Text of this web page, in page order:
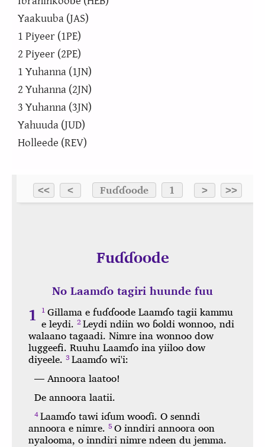
Yaakuuba (JAS)
1 Piyeer (1PE)
2 Piyeer (2PE)
1 Yuhanna (1JN)
2 Yuhanna (2JN)
3 Yuhanna (3JN)
Yahuuda (JUD)
Holleede (REV)